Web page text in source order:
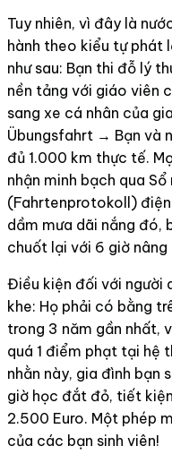
Tuy nhiên, vì đây là
hành theo kiểu tự phát
như sau: Bạn thi đỗ lý
nền tảng với giáo viên
sang xe cá nhân của
Übungsfahrt → Bạn và
đủ 1.000 km thực tế.
nhận minh bạch qua
(Fahrtenprotokoll) điện
dầm mưa dãi nắng đó,
chuốt lại với 6 giờ
Điều kiện đối với người
khe: Họ phải có bằng
trong 3 năm gần nhất,
quá 1 điểm phạt tại hệ
nhằn này, gia đình
giờ học đắt đỏ, tiết
2.500 Euro. Một phép
của các bạn sinh viên!